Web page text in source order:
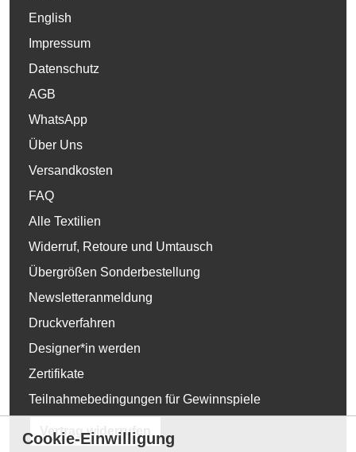
English
Impressum
Datenschutz
AGB
WhatsApp
Über Uns
Versandkosten
FAQ
Alle Textilien
Widerruf, Retoure und Umtausch
Übergrößen Sonderbestellung
Newsletteranmeldung
Druckverfahren
Designer*in werden
Zertifikate
Teilnahmebedingungen für Gewinnspiele
Vertrag widerrufen
Cookie-Einwilligung